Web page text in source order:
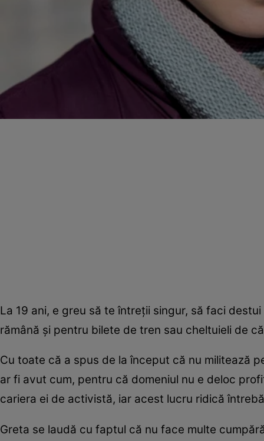
La 19 ani, e greu să te întreții singur, să faci
rămână și pentru bilete de tren sau cheltuieli de
Cu toate că a spus de la început că nu militează
ar fi avut cum, pentru că domeniul nu e deloc
cariera ei de activistă, iar acest lucru ridică
Greta se laudă cu faptul că nu face multe